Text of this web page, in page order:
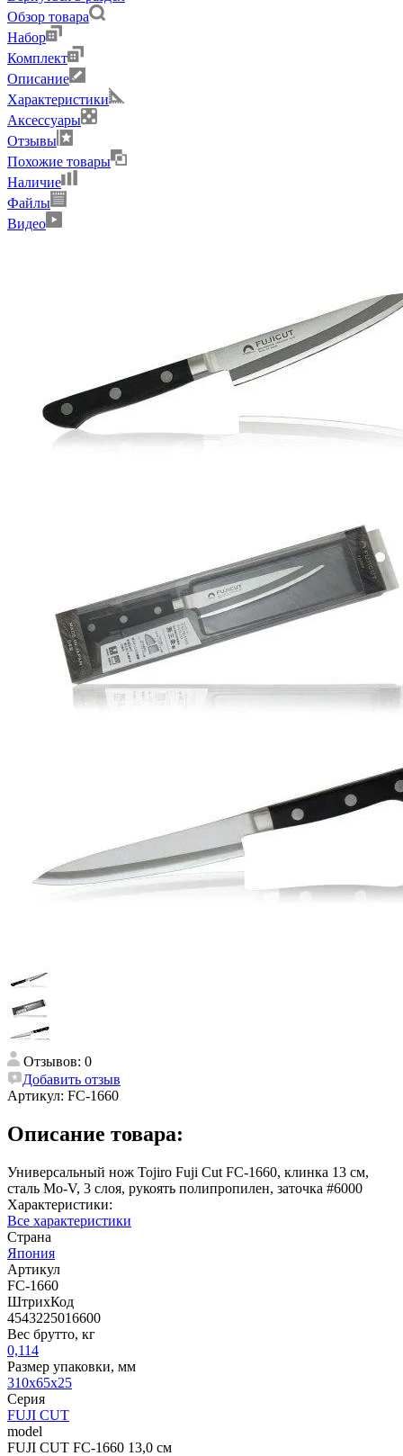
Обзор товара
Набор
Комплект
Описание
Характеристики
Аксессуары
Отзывы
Похожие товары
Наличие
Файлы
Видео
Отзывов: 0
Добавить отзыв
Артикул: FC-1660
Описание товара:
Универсальный нож Tojiro Fuji Cut FC-1660, клинка 13 см,
сталь Mo-V, 3 слоя, рукоять полипропилен, заточка #6000
Характеристики:
Все характеристики
Страна
Япония
Артикул
FC-1660
ШтрихКод
4543225016600
Вес брутто, кг
0,114
Размер упаковки, мм
310x65x25
Серия
FUJI CUT
model
FUJI CUT FC-1660 13,0 см